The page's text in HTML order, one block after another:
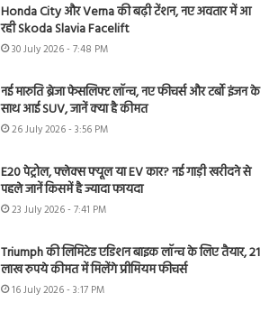
Honda City और Verna की बढ़ी टेंशन, नए अवतार में आ
रही Skoda Slavia Facelift
30 July 2026 - 7:48 PM
नई मारुति ब्रेजा फेसलिफ्ट लॉन्च, नए फीचर्स और टर्बो इंजन के
साथ आई SUV, जानें क्या है कीमत
26 July 2026 - 3:56 PM
E20 पेट्रोल, फ्लेक्स फ्यूल या EV कार? नई गाड़ी खरीदने से
पहले जानें किसमें है ज्यादा फायदा
23 July 2026 - 7:41 PM
Triumph की लिमिटेड एडिशन बाइक लॉन्च के लिए तैयार, 21
लाख रुपये कीमत में मिलेंगे प्रीमियम फीचर्स
16 July 2026 - 3:17 PM